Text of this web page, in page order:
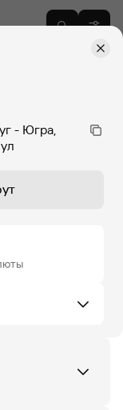
- Югра,
ПТ